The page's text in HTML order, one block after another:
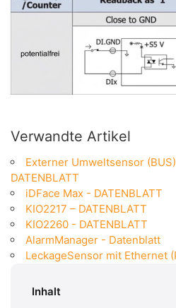
Verwandte Artikel
Externer Umweltsensor
DATENBLATT
iDFace Max - DATENBLATT
KIO2217 – DATENBLATT
KIO2260 - DATENBLATT
AlarmManager - Datenblatt
LeckageSensor mit Ethernet
Inhalt